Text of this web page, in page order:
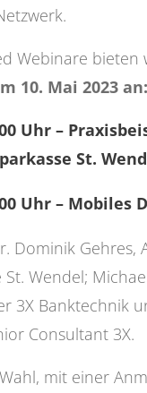
Webinare bieten
10. Mai 2023 an:
Uhr –
St.
Uhr – Mobiles
Dominik Gehres,
St. Wendel;
3X Banktechnik
Consultant 3X.
mit einer